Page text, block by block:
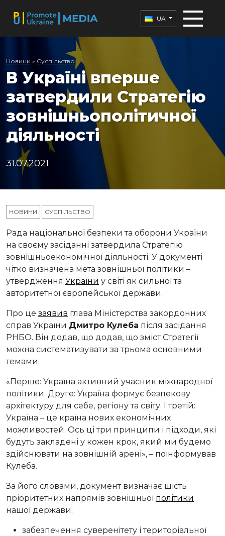
UA
Новини » Суспільство
В Україні вперше
затвердили Стратегію
зовнішньополітичної
діяльності
31.07.2021
НОВИНИ СУСПІЛЬСТВО
Рада національної безпеки та оборони України
на своєму засіданні затвердила Стратегію
зовнішньоекономічної діяльності. У документі
чітко визначена мета зовнішньої політики –
утвердження України у світі як сильної та
авторитетної європейської держави.
Про це заявив глава Міністерства закордонних
справ України Дмитро Кулеба після засідання
РНБО. Він додав, що додав, що зміст Стратегії
можна систематизувати за трьома основними
темами.
«Перше: Україна активний учасник міжнародної
політики. Друге: Україна формує безпекову
архітектуру для себе, регіону та світу. І третій:
Україна – це країна нових економічних
можливостей. Ось ці три принципи і підходи, які
будуть закладені у кожен крок, який ми будемо
здійснювати на зовнішній арені», – поінформував
Кулеба.
За його словами, документ визначає шість
пріоритетних напрямів зовнішньої політики
нашої держави:
забезпечення суверенітету і територіальної